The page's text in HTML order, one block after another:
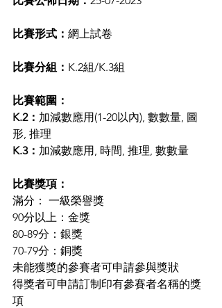
比賽形式： 網上試卷
比賽分組： K.2組/K.3組
比賽範圍：
K.2： 加減數應用(1-20以內), 數數量, 圖
形, 推理
K.3： 加減數應用, 時間, 推理, 數數量
比賽獎項：
滿分： 一級榮譽獎
90分以上：金獎
80-89分：銀獎
70-79分：銅獎
未能獲獎的參賽者可申請參與獎狀
得獎者可申請訂制印有參賽者名稱的獎
項